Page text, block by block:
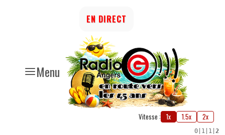
Menu
EN DIRECT
Vitesse : 1x 1.5x 2x
0 1 1 2